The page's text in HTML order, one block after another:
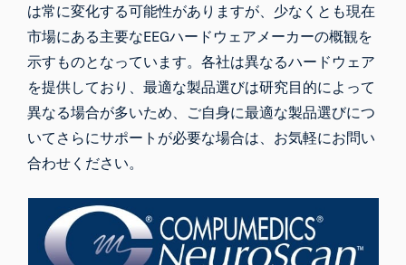
は常に変化する可能性がありますが、少なくとも現在
市場にある主要なEEGハードウェアメーカーの概観を
示すものとなっています。各社は異なるハードウェア
を提供しており、最適な製品選びは研究目的によって
異なる場合が多いため、 ご自身に最適な製品選びにつ
いてさらにサポートが必要な場合は
お気軽にお問い
合わせください。